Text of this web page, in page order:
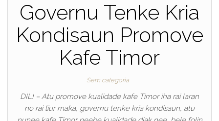
Governu Tenke Kria
Kondisaun Promove
Kafe Timor
Sem categoria
DILI – Atu promove kualidade kafe Timor iha rai laran
no rai liur maka, governu tenke kria kondisaun, atu